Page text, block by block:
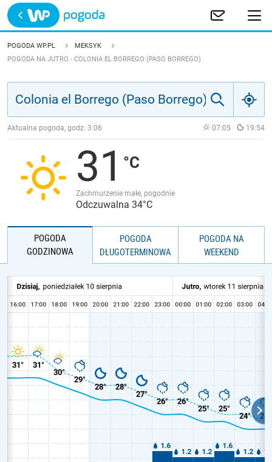
Trwa ładowanie
POLSKA
JAKOŚĆ POWIETRZA
POGODA WP.PL
MEKSYK
POGODA NA JUTRO - COLONIA EL BORREGO (PASO BORREGO)
Aktualna pogoda, godz. 3:06 07:05 19:54
31
Zachmurzenie małe, pogodnie
Odczuwalna 34°C
POGODA
GODZINOWA
POGODA
DŁUGOTERMINOWA
POGODA NA
WEEKEND